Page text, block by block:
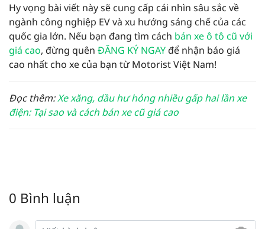
Hy vọng bài viết này sẽ cung cấp cái nhìn sâu sắc về
ngành công nghiệp EV và xu hướng sáng chế của các
quốc gia lớn. Nếu bạn đang tìm cách bán xe ô tô cũ với
giá cao, đừng quên ĐĂNG KÝ NGAYđể nhận báo giá
cao nhất cho xe của bạn từ Motorist Việt Nam!
Đọc thêm:Xe xăng, dầu hư hỏng nhiều gấp hai lần xe
điện: Tại sao và cách bán xe cũ giá cao
0 Bình luận